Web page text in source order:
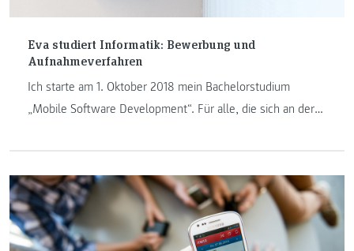
Eva studiert Informatik: Bewerbung und
Aufnahmeverfahren
Ich starte am 1. Oktober 2018 mein Bachelorstudium
„Mobile Software Development“. Für alle, die sich an der
und Aufnahmeverfahren.